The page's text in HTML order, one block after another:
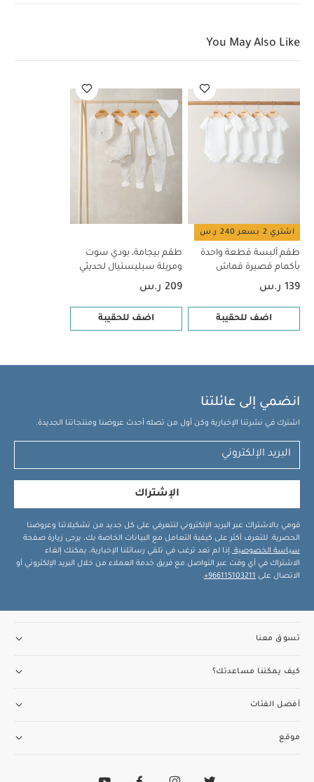
التثبيت على ملابس الطفل
الضمان: 3 أشهر
100‏%‏ قطن عضوي،
الملحقات: خشب، معدن
الأبعاد (سم): 7.7 × 13.0 × 20.0
الصافي (كغم): 0.05 قد يعجبك أيضاً: طقم ألبسة قطعة
واحدة بأكمام قصيرة قماش عضوي بلون أبيض - 5 قطع
بودي سوت ومريلة سيليستيال لحديثي الولادة، 5 قطع
You May Also Like
اشتري 2 بسعر 240 ر.س
طقم ألبسة قطعة واحدة
بأكمام قصيرة قماش
عضوي بلون أبيض - 5 قطع
139 ر.س
اضف للحقيبة
طقم بيجامة، بودي سوت
ومريلة سيليستيال لحديثي
الولادة، 5 قطع
209 ر.س
اضف للحقيبة
انضمي إلى عائلتنا
اشترك في نشرتنا الإخبارية وكن أول من تصله أحدث عروضنا ومنتجاتنا الجديدة.
الإشتراك
قومي بالاشتراك عبر البريد الإلكتروني لتتعرفي على كل جديد من تشكيلاتنا وعروضنا
الحصرية. للتعرف أكثر على كيفية التعامل مع البيانات الخاصة بك، يرجى زيارة صفحة
سياسة الخصوصية .إذا لم تعد ترغب في تلقي رسائلنا الإخبارية، يمكنك إلغاء
الاشتراك في أي وقت عبر التواصل مع فريق خدمة العملاء من خلال البريد الإلكتروني أو
الاتصال على 966115103211+
.
تسوق معنا
كيف يمكننا مساعدتك؟
أفضل الفئات
موقع